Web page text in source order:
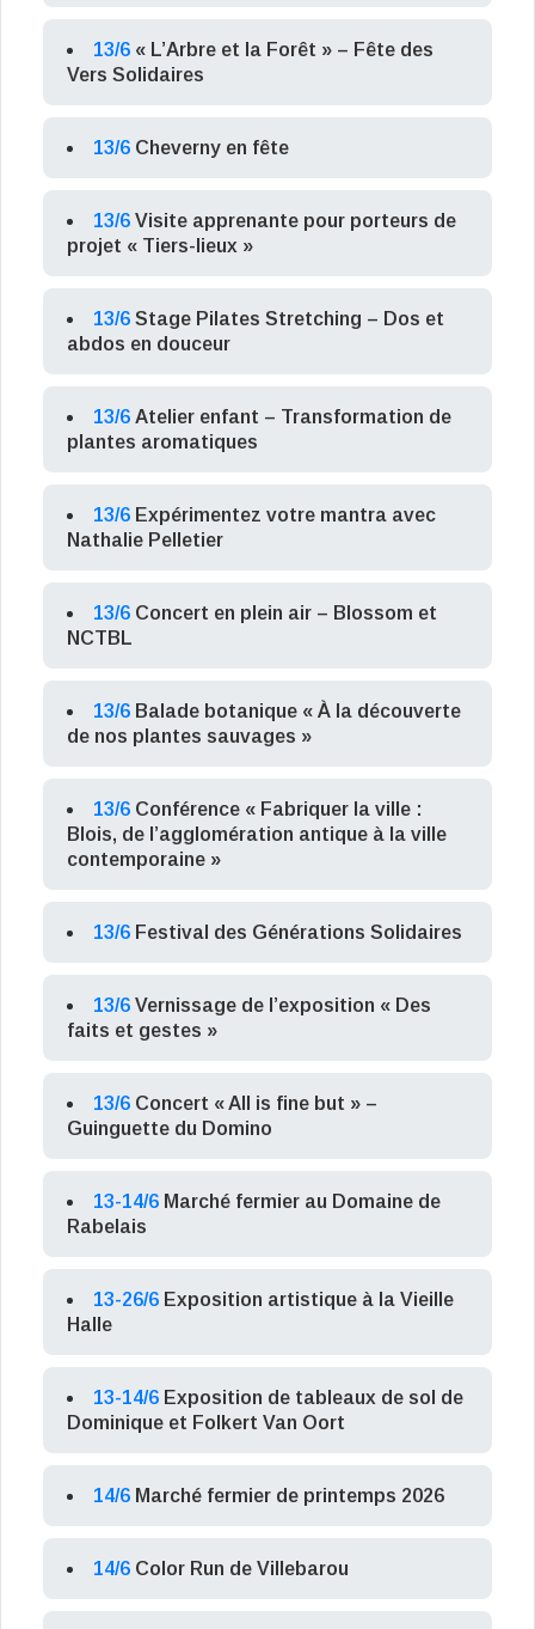
13/6 « L’Arbre et la Forêt » – Fête des
Vers Solidaires
13/6 Cheverny en fête
13/6 Visite apprenante pour porteurs de
projet « Tiers-lieux »
13/6 Stage Pilates Stretching – Dos et
abdos en douceur
13/6 Atelier enfant – Transformation de
plantes aromatiques
13/6 Expérimentez votre mantra avec
Nathalie Pelletier
13/6 Concert en plein air – Blossom et
NCTBL
13/6 Balade botanique « À la découverte
de nos plantes sauvages »
13/6 Conférence « Fabriquer la ville :
Blois, de l’agglomération antique à la ville
contemporaine »
13/6 Festival des Générations Solidaires
13/6 Vernissage de l’exposition « Des
faits et gestes »
13/6 Concert « All is fine but » –
Guinguette du Domino
13-14/6 Marché fermier au Domaine de
Rabelais
13-26/6 Exposition artistique à la Vieille
Halle
13-14/6 Exposition de tableaux de sol de
Dominique et Folkert Van Oort
14/6 Marché fermier de printemps 2026
14/6 Color Run de Villebarou